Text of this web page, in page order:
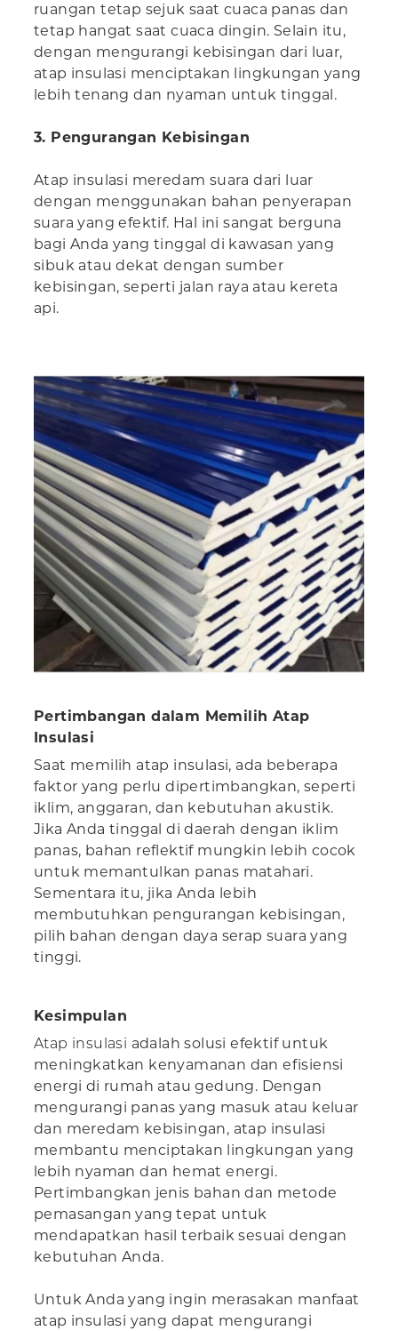
ruangan tetap sejuk saat cuaca panas dan
tetap hangat saat cuaca dingin. Selain itu,
dengan mengurangi kebisingan dari luar,
atap insulasi menciptakan lingkungan yang
lebih tenang dan nyaman untuk tinggal.
3. Pengurangan Kebisingan
Atap insulasi meredam suara dari luar
dengan menggunakan bahan penyerapan
suara yang efektif. Hal ini sangat berguna
bagi Anda yang tinggal di kawasan yang
sibuk atau dekat dengan sumber
kebisingan, seperti jalan raya atau kereta
api.
Pertimbangan dalam Memilih Atap
Insulasi
Saat memilih atap insulasi, ada beberapa
faktor yang perlu dipertimbangkan, seperti
iklim, anggaran, dan kebutuhan akustik.
Jika Anda tinggal di daerah dengan iklim
panas, bahan reflektif mungkin lebih cocok
untuk memantulkan panas matahari.
Sementara itu, jika Anda lebih
membutuhkan pengurangan kebisingan,
pilih bahan dengan daya serap suara yang
tinggi.
Kesimpulan
Atap insulasi adalah solusi efektif untuk
meningkatkan kenyamanan dan efisiensi
energi di rumah atau gedung. Dengan
mengurangi panas yang masuk atau keluar
dan meredam kebisingan, atap insulasi
membantu menciptakan lingkungan yang
lebih nyaman dan hemat energi.
Pertimbangkan jenis bahan dan metode
pemasangan yang tepat untuk
mendapatkan hasil terbaik sesuai dengan
kebutuhan Anda.
Untuk Anda yang ingin merasakan manfaat
atap insulasi yang dapat mengurangi